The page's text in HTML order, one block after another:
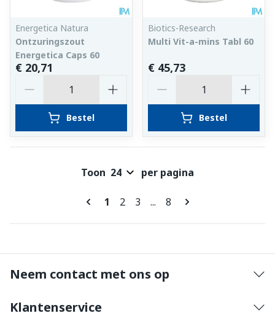
Energetica Natura
Ontzuringszout
Energetica Caps 60
€ 20,71
Bestel
Biotics-Research
Multi Vit-a-mins Tabl 60
€ 45,73
Bestel
Pagina's
U lees momenteel pagina
1 Pagina
2 Pagina
3 ... Pagina
8
Toon per pagina
Neem contact met ons op
Klantenservice